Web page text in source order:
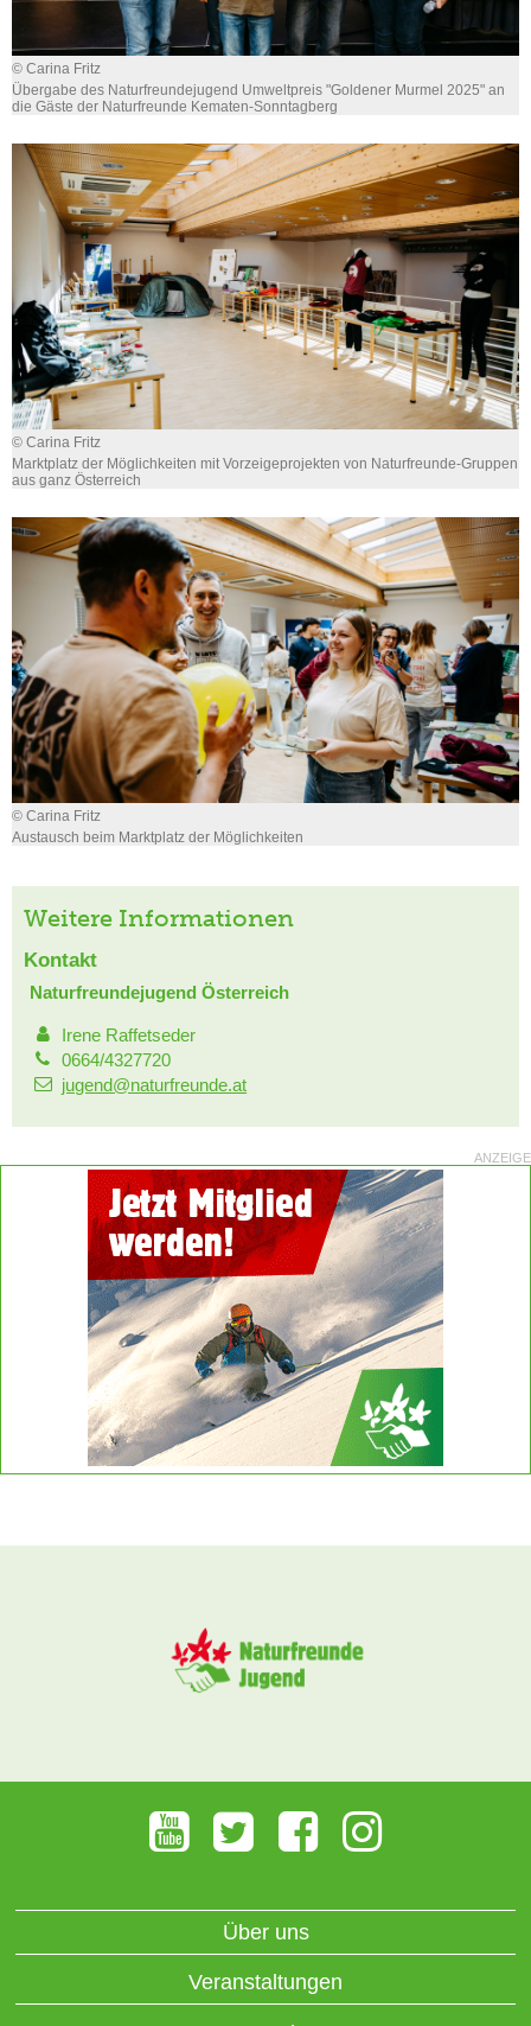
© Carina Fritz
Übergabe des Naturfreundejugend Umweltpreis "Goldener Murmel 2025" an
die Gäste der Naturfreunde Kematen-Sonntagberg
© Carina Fritz
Marktplatz der Möglichkeiten mit Vorzeigeprojekten von Naturfreunde-Gruppen
aus ganz Österreich
© Carina Fritz
Austausch beim Marktplatz der Möglichkeiten
Weitere Informationen
Kontakt
Naturfreundejugend Österreich
Irene Raffetseder
0664/4327720
jugend@naturfreunde.at
ANZEIGE
Über uns
Veranstaltungen